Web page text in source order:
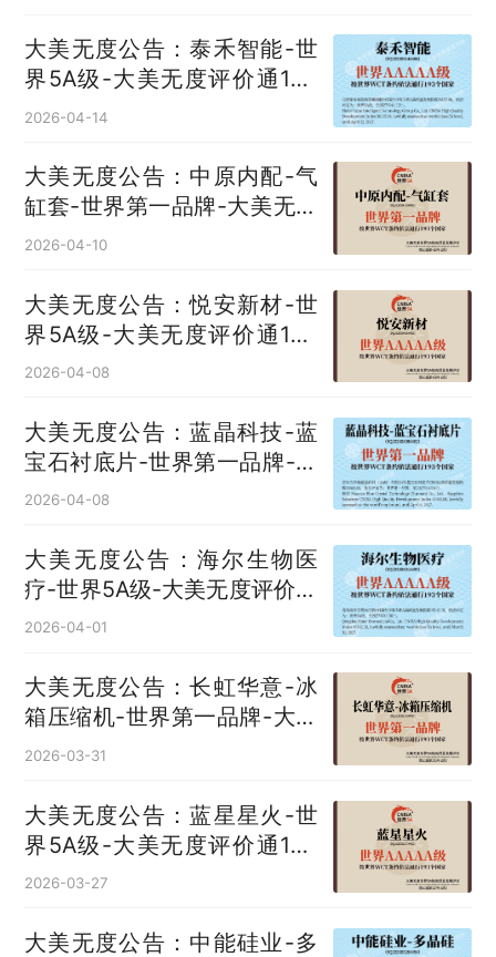
大美无度公告：泰禾智能-世
界5A级-大美无度评价通193
国
2026-04-14
大美无度公告：中原内配-气
缸套‌-世界第一品牌-大美无度
评价通193国
2026-04-10
大美无度公告：悦安新材-世
界5A级-大美无度评价通193
国
2026-04-08
大美无度公告：蓝晶科技-蓝
宝石衬底片‌-世界第一品牌-大
美无度评价通193国
2026-04-08
大美无度公告：海尔生物医
疗-世界5A级-大美无度评价通
193国
2026-04-01
大美无度公告：长虹华意-冰
箱压缩机‌-世界第一品牌-大美
无度评价通193国
2026-03-31
大美无度公告：蓝星星火-世
界5A级-大美无度评价通193
国
2026-03-27
大美无度公告：中能硅业-多